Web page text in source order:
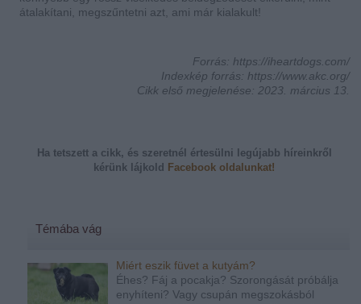
átalakítani, megszűntetni azt, ami már kialakult!
Forrás: https://iheartdogs.com/
Indexkép forrás: https://www.akc.org/
Cikk első megjelenése: 2023. március 13.
Ha tetszett a cikk, és szeretnél értesülni legújabb híreinkről
kérünk
lájkold Facebook oldalunkat!
Témába vág
Miért eszik füvet a kutyám?
Éhes? Fáj a pocakja? Szorongását próbálja
enyhíteni? Vagy csupán megszokásból